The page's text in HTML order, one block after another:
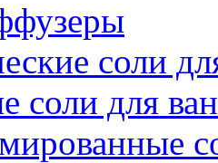
соли
соли для